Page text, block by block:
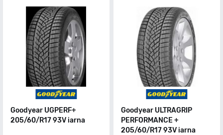
Goodyear UGPERF+
205/60/R17 93V iarna
Goodyear ULTRAGRIP
PERFORMANCE +
205/60/R17 93V iarna